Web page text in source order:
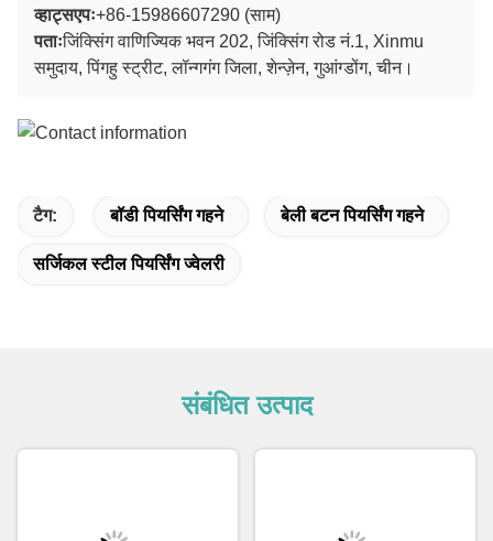
व्हाट्सएपः+86-15986607290 (साम)
पताःजिंक्सिंग वाणिज्यिक भवन 202, जिंक्सिंग रोड नं.1, Xinmu
समुदाय, पिंगहु स्ट्रीट, लॉन्गगंग जिला, शेन्ज़ेन, गुआंग्डोंग, चीन।
टैग: बॉडी पियर्सिंग गहने बेली बटन पियर्सिंग गहने
सर्जिकल स्टील पियर्सिंग ज्वेलरी
संबंधित उत्पाद